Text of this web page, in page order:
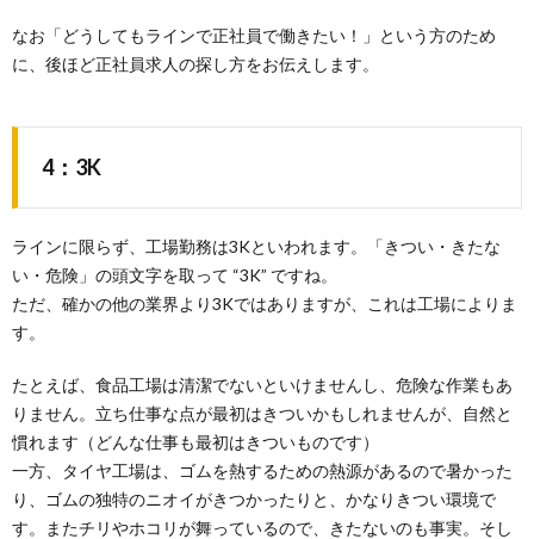
なお「どうしてもラインで正社員で働きたい！」という方のため
に、後ほど正社員求人の探し方をお伝えします。
4：3K
ラインに限らず、工場勤務は3Kといわれます。「きつい・きたな
い・危険」の頭文字を取って “3K” ですね。
ただ、確かの他の業界より3Kではありますが、これは工場によりま
す。
たとえば、食品工場は清潔でないといけませんし、危険な作業もあ
りません。立ち仕事な点が最初はきついかもしれませんが、自然と
慣れます（どんな仕事も最初はきついものです）
一方、タイヤ工場は、ゴムを熱するための熱源があるので暑かった
り、ゴムの独特のニオイがきつかったりと、かなりきつい環境で
す。またチリやホコリが舞っているので、きたないのも事実。そし